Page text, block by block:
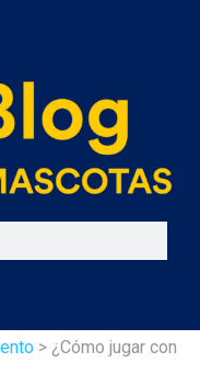
> ¿Cómo jugar con